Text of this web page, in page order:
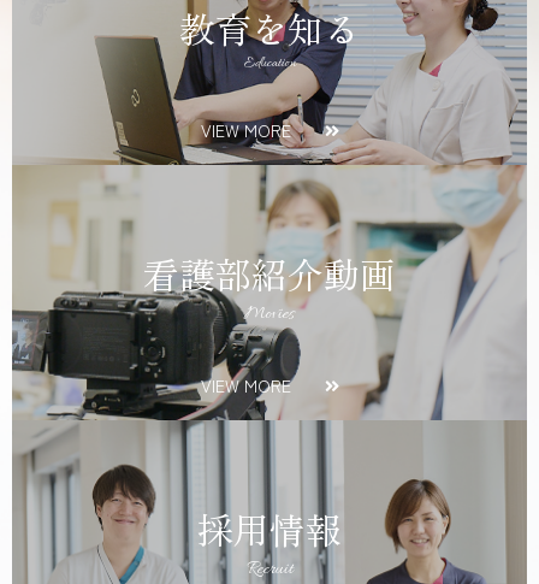
教育を知る
Education
VIEW MORE
看護部紹介動画
Movies
VIEW MORE
採用情報
Recruit